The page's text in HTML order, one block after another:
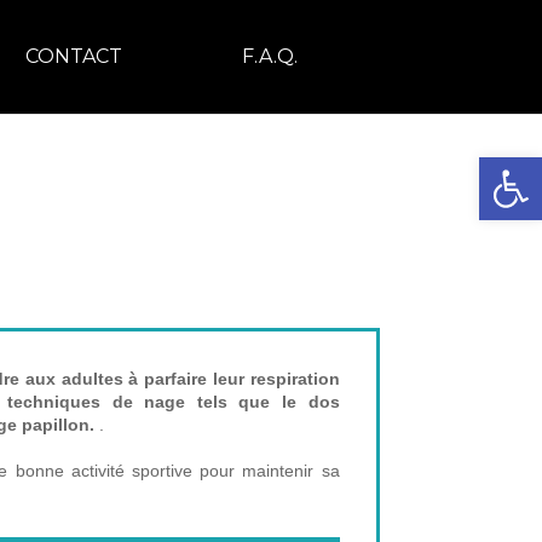
Ouvrir
CONTACT F.A.Q.
aux adultes à parfaire leur respiration
techniques de nage tels que le dos
papillon. .
bonne activité sportive pour maintenir sa